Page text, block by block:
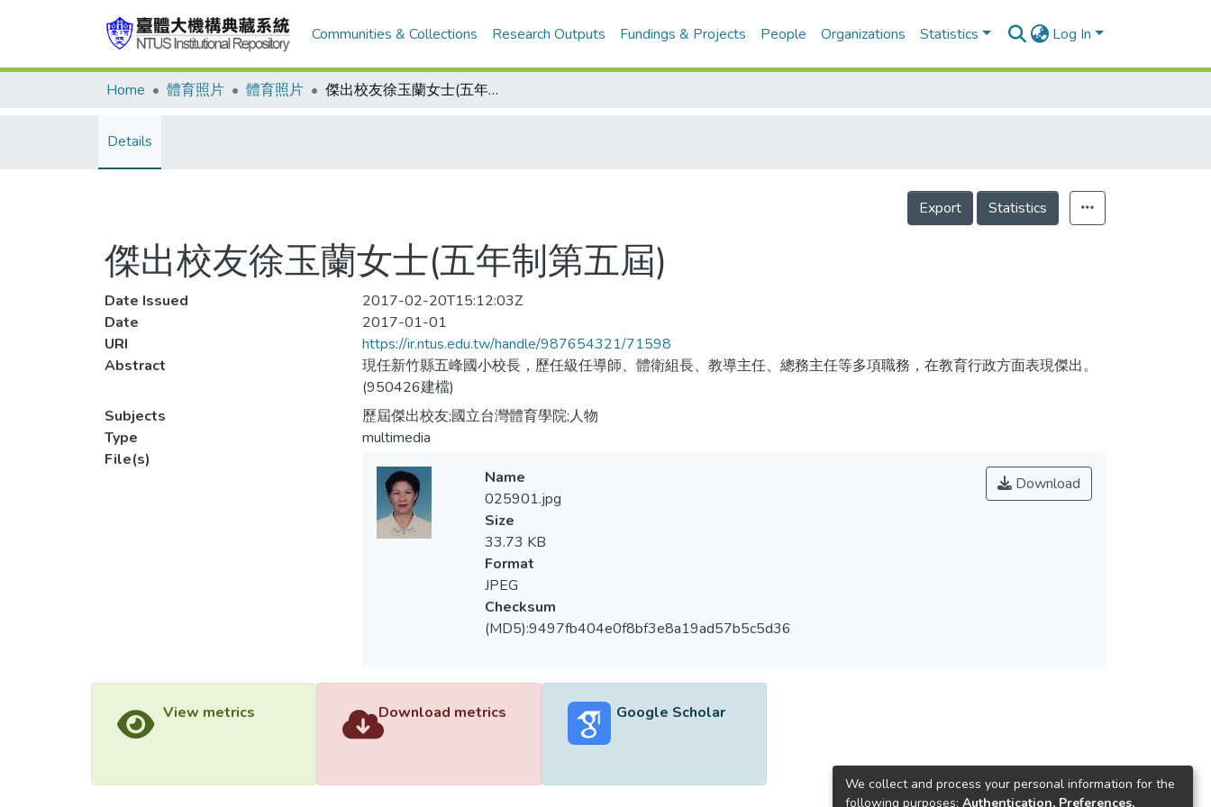
Communities & Collections Research Outputs Fundings & Projects People Organizations Statistics Log In
Home 體育照片 體育照片 傑出校友徐玉蘭女士(五年制第五屆)
Details
Export Statistics
傑出校友徐玉蘭女士(五年制第五屆)
Date Issued
2017-02-20T15:12:03Z
Date
2017-01-01
URI
https://ir.ntus.edu.tw/handle/987654321/71598
Abstract
現任新竹縣五峰國小校長，歷任級任導師、體衛組長、教導主任、總務主任等多項職務，在教育行政方面表現傑出。
(950426建檔)
Subjects
歷屆傑出校友;國立台灣體育學院;人物
Type
multimedia
File(s)
Download
Name
025901.jpg
Size
33.73 KB
Format
JPEG
Checksum
(MD5):9497fb404e0f8bf3e8a19ad57b5c5d36
View metrics Download metrics Google Scholar
We collect and process your personal information for the
following purposes: Authentication, Preferences,